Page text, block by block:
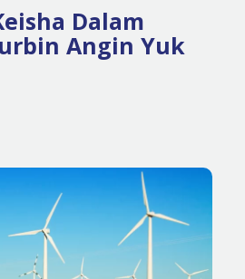
Dalam
Angin Yuk